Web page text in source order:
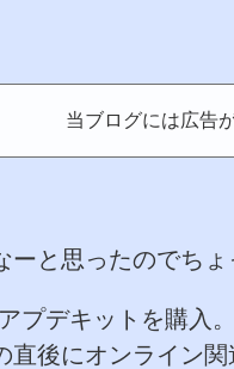
当ブログには広告
と思ったのでちょ
プデキットを購入
直後にオンライン